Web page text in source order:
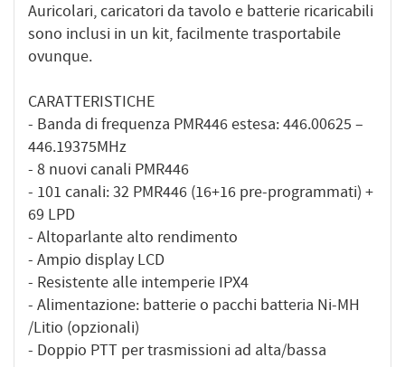
Auricolari, caricatori da tavolo e batterie ricaricabili
sono inclusi in un kit, facilmente trasportabile
ovunque.
CARATTERISTICHE
- Banda di frequenza PMR446 estesa: 446.00625 –
446.19375MHz
- 8 nuovi canali PMR446
- 101 canali: 32 PMR446 (16+16 pre-programmati) +
69 LPD
- Altoparlante alto rendimento
- Ampio display LCD
- Resistente alle intemperie IPX4
- Alimentazione: batterie o pacchi batteria Ni-MH
/Litio (opzionali)
- Doppio PTT per trasmissioni ad alta/bassa